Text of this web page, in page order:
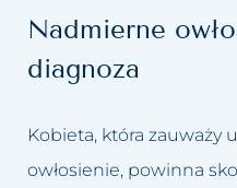
Nadmierne
diagnoza
Kobieta, która zauważy
owłosienie, powinna